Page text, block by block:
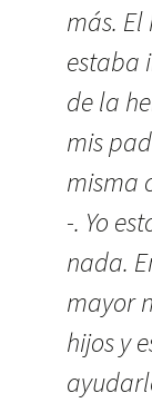
más.
estaba
de la
mis
misma
-. Yo
nada.
mayor
hijos y